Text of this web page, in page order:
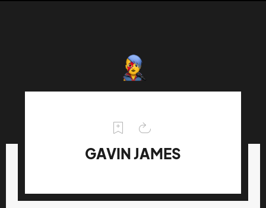
GAVIN JAMES